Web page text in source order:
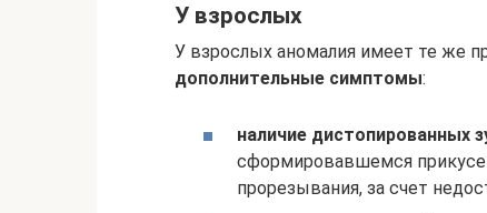
У взрослых
У взрослых аномалия имеет те же
дополнительные симптомы:
наличие дистопированных
сформировавшемся
прорезывания, за счет